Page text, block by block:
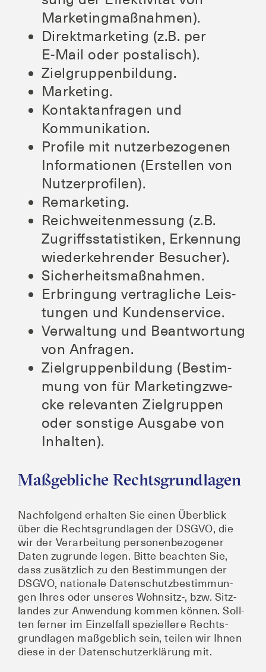
Marketingmaßnahmen).
Direkt­mar­ke­ting (z.B. per
E‑Mail oder postalisch).
Ziel­grup­pen­bil­dung.
Mar­ke­ting.
Kon­takt­an­fra­gen und
Kommunikation.
Pro­fi­le mit nut­zer­be­zo­ge­nen
Infor­ma­tio­nen (Erstel­len von
Nutzerprofilen).
Remar­ke­ting.
Reich­wei­ten­mes­sung (z.B.
Zugriffs­sta­tis­ti­ken, Erken­nung
wie­der­keh­ren­der Besucher).
Sicher­heits­maß­nah­men.
Erbrin­gung ver­trag­li­che Leis­
tun­gen und Kundenservice.
Ver­wal­tung und Beant­wor­tung
von Anfragen.
Ziel­grup­pen­bil­dung (Bestim­
mung von für Mar­ke­ting­zwe­
cke rele­van­ten Ziel­grup­pen
oder sons­ti­ge Aus­ga­be von
Inhalten).
Maßgebliche Rechtsgrundlagen
Nach­fol­gend erhal­ten Sie einen Über­blick
über die Rechts­grund­la­gen der DSGVO, die
wir der Ver­ar­bei­tung per­so­nen­be­zo­ge­ner
Daten zugrun­de legen. Bit­te beach­ten Sie,
dass zusätz­lich zu den Bestim­mun­gen der
DSGVO, natio­na­le Daten­schutz­be­stim­mun­
gen Ihres oder unse­res Wohnsitz‑, bzw. Sitz­
lan­des zur Anwen­dung kom­men kön­nen. Soll­
ten fer­ner im Ein­zel­fall spe­zi­el­le­re Rechts­
grund­la­gen maß­geb­lich sein, tei­len wir Ihnen
die­se in der Daten­schutz­er­klä­rung mit.